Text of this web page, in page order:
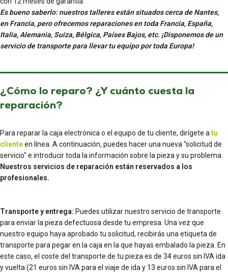
Es bueno saberlo: nuestros talleres están situados cerca de Nantes,
en Francia, pero ofrecemos reparaciones en toda Francia, España,
Italia, Alemania, Suiza, Bélgica, Países Bajos, etc. ¡Disponemos de un
servicio de transporte para llevar tu equipo por toda Europa!
¿Cómo lo reparo? ¿Y cuánto cuesta la
reparación?
Para reparar la caja electrónica o el equipo de tu cliente, dirígete atu
clienteen línea. A continuación, puedes hacer una nueva "solicitud de
servicio" e introducir toda la información sobre la pieza y su problema.
Nuestros servicios de reparación están reservados a los
profesionales.
Transporte y entrega: Puedes utilizar nuestro servicio de transporte
para enviar la pieza defectuosa desde tu empresa. Una vez que
nuestro equipo haya aprobado tu solicitud, recibirás una etiqueta de
transporte para pegar en la caja en la que hayas embalado la pieza. En
este caso, el coste del transporte de tu pieza es de 34 euros sin IVA ida
y vuelta (21 euros sin IVA para el viaje de ida y 13 euros sin IVA para el